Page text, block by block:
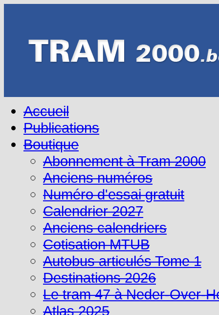
Accueil
Publications
Boutique
Abonnement à Tram 2000
Anciens numéros
Numéro d'essai gratuit
Calendrier 2027
Anciens calendriers
Cotisation MTUB
Autobus articulés Tome 1
Destinations 2026
Le tram 47 à Neder-Over-
Atlas 2025